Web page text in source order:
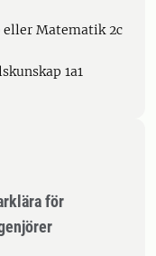
Matematik 2c
1a1
för